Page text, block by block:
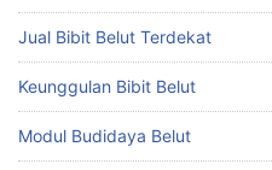
Jual Bibit Belut Terdekat
Keunggulan Bibit Belut
Modul Budidaya Belut